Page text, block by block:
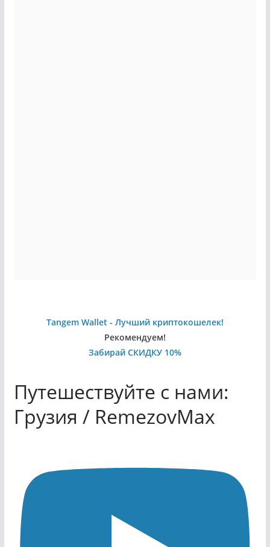
Tangem Wallet - Лучший криптокошелек!
Рекомендуем!
Забирай СКИДКУ 10%
Путешествуйте с нами:
Грузия / RemezovMax